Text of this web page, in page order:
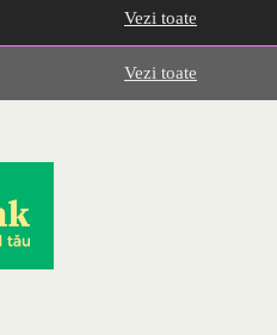
Vezi toate
Vezi toate